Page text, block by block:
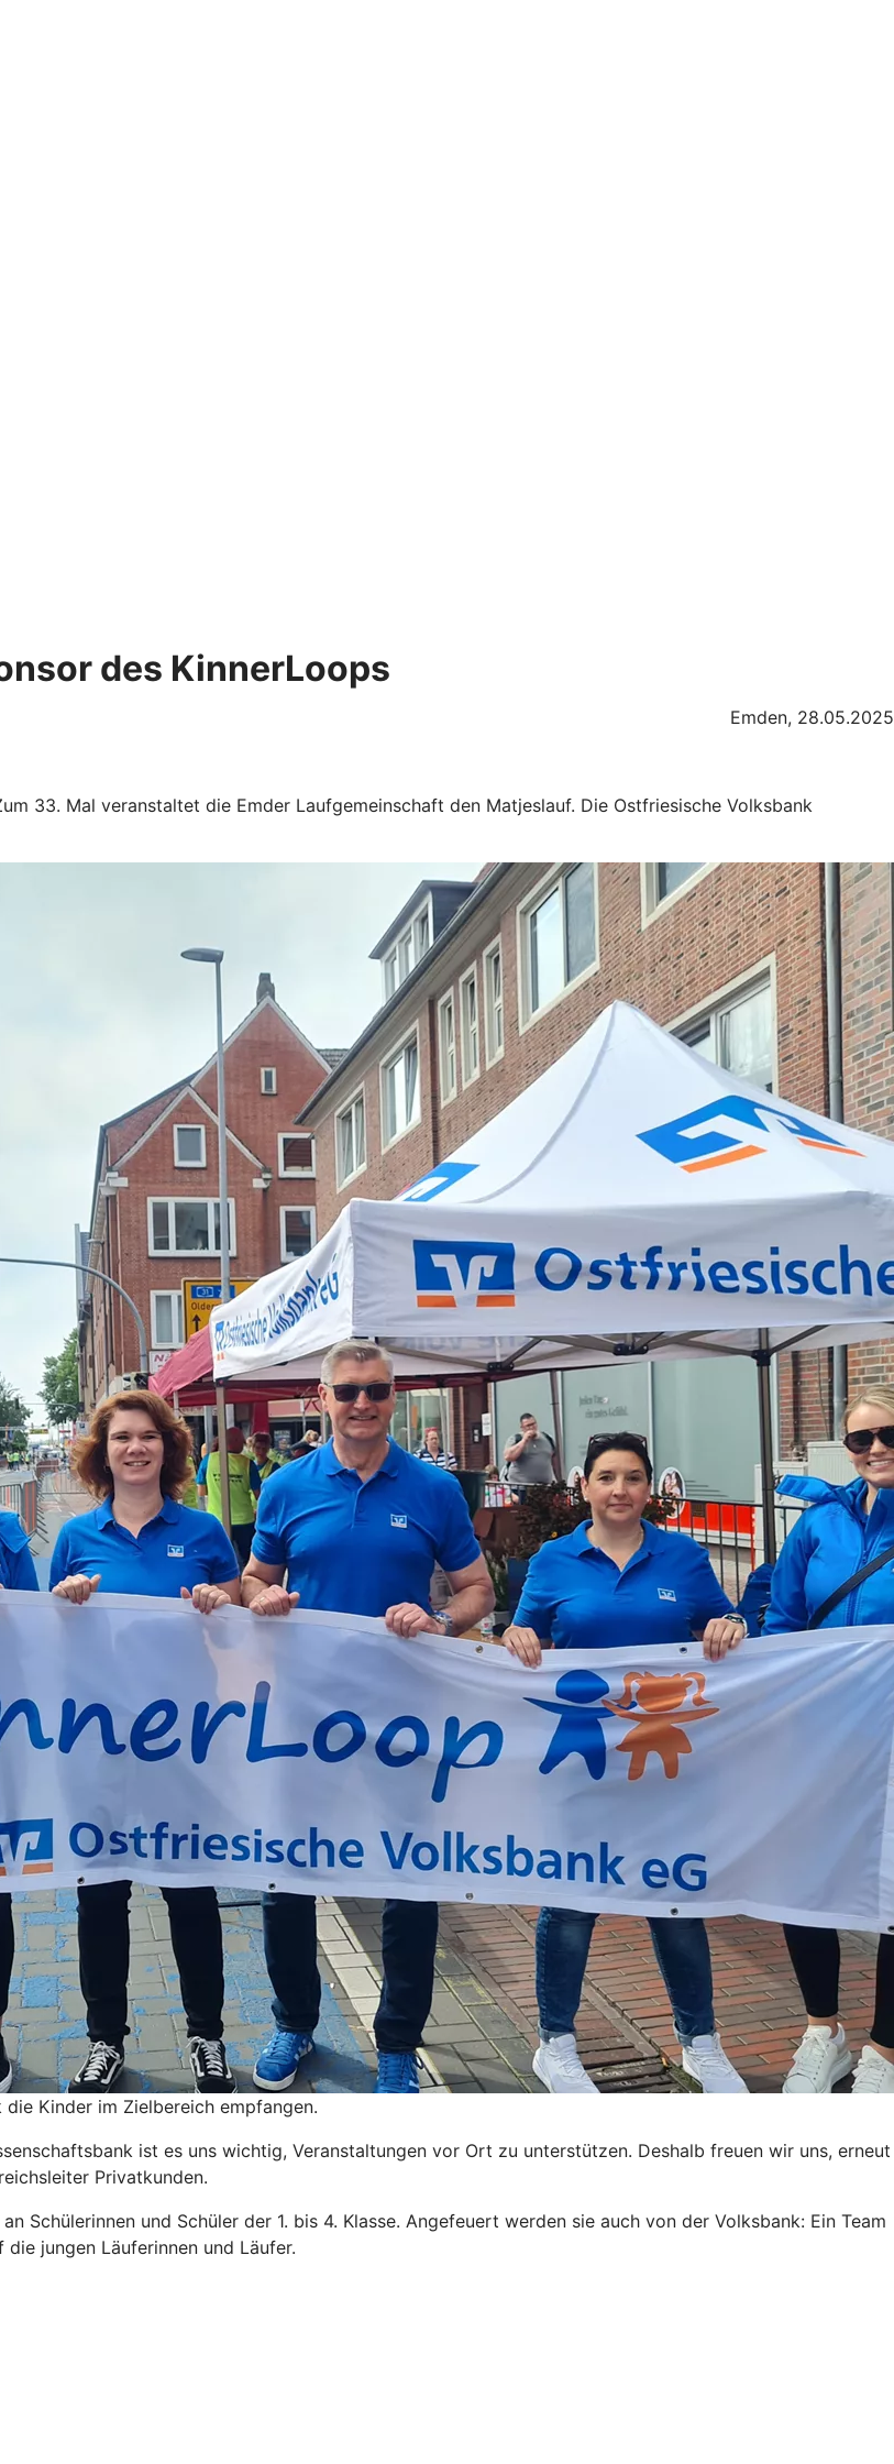
des KinnerLoops
Emden, 28.05.2025
33. Mal veranstaltet die Emder Laufgemeinschaft den Matjeslauf. Die Ostfriesische Volksbank
Kinder im Zielbereich empfangen.
ist es uns wichtig, Veranstaltungen vor Ort zu unterstützen. Deshalb freuen wir uns, erneut
Privatkunden.
Schülerinnen und Schüler der 1. bis 4. Klasse. Angefeuert werden sie auch von der Volksbank: Ein Team
jungen Läuferinnen und Läufer.